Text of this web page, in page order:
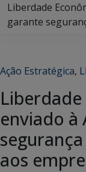
Liberdade
garante
Ação Estratégica,
enviado à
aos